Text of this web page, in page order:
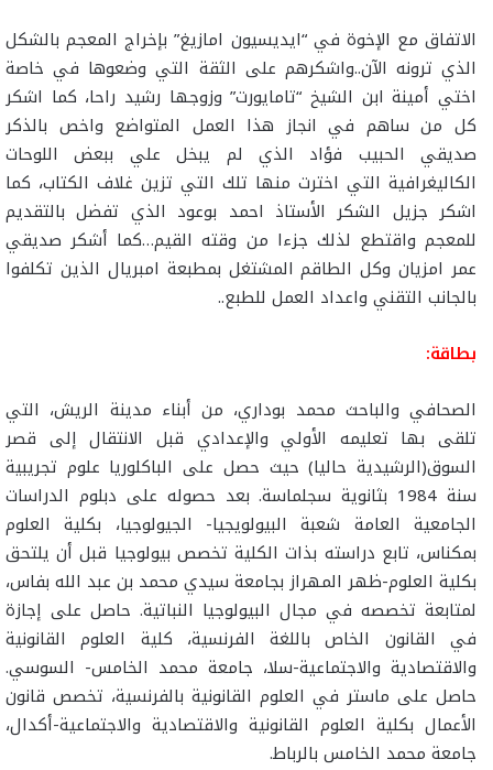
الاتفاق مع الإخوة في “ايديسيون امازيغ” بإخراج المعجم بالشكل
الذي ترونه الآن..واشكرهم على الثقة التي وضعوها في خاصة
اختي أمينة ابن الشيخ “تامايورت” وزوجها رشيد راحا، كما اشكر
كل من ساهم في انجاز هذا العمل المتواضع واخص بالذكر
صديقي الحبيب فؤاد الذي لم يبخل علي ببعض اللوحات
الكاليغرافية التي اخترت منها تلك التي تزين غلاف الكتاب، كما
اشكر جزيل الشكر الأستاذ احمد بوعود الذي تفضل بالتقديم
للمعجم واقتطع لذلك جزءا من وقته القيم…كما أشكر صديقي
عمر امزيان وكل الطاقم المشتغل بمطبعة امبريال الذين تكلفوا
بالجانب التقني واعداد العمل للطبع..
بطاقة:
الصحافي والباحث محمد بوداري، من أبناء مدينة الريش، التي
تلقى بها تعليمه الأولي والإعدادي قبل الانتقال إلى قصر
السوق(الرشيدية حاليا) حيث حصل على الباكلوريا علوم تجريبية
سنة 1984 بثانوية سجلماسة. بعد حصوله على دبلوم الدراسات
الجامعية العامة شعبة البيولويجيا- الجيولوجيا، بكلية العلوم
بمكناس، تابع دراسته بذات الكلية تخصص بيولوجيا قبل أن يلتحق
بكلية العلوم-ظهر المهراز بجامعة سيدي محمد بن عبد الله بفاس،
لمتابعة تخصصه في مجال البيولوجيا النباتية. حاصل على إجازة
في القانون الخاص باللغة الفرنسية، كلية العلوم القانونية
والاقتصادية والاجتماعية-سلا، جامعة محمد الخامس- السوسي.
حاصل على ماستر في العلوم القانونية بالفرنسية، تخصص قانون
الأعمال بكلية العلوم القانونية والاقتصادية والاجتماعية-أكدال،
جامعة محمد الخامس بالرباط.